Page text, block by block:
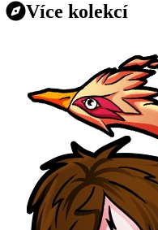
Více kolekcí